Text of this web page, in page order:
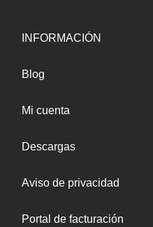
INFORMACIÓN
Blog
Mi cuenta
Descargas
Aviso de privacidad
Portal de facturación